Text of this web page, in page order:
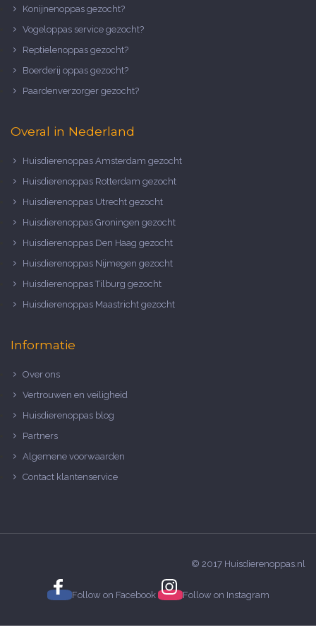
Konijnenoppas gezocht?
Vogeloppas service gezocht?
Reptielenoppas gezocht?
Boerderij oppas gezocht?
Paardenverzorger gezocht?
Overal in Nederland
Huisdierenoppas Amsterdam gezocht
Huisdierenoppas Rotterdam gezocht
Huisdierenoppas Utrecht gezocht
Huisdierenoppas Groningen gezocht
Huisdierenoppas Den Haag gezocht
Huisdierenoppas Nijmegen gezocht
Huisdierenoppas Tilburg gezocht
Huisdierenoppas Maastricht gezocht
Informatie
Over ons
Vertrouwen en veiligheid
Huisdierenoppas blog
Partners
Algemene voorwaarden
Contact klantenservice
© 2017 Huisdierenoppas.nl
Follow on Facebook Follow on Instagram